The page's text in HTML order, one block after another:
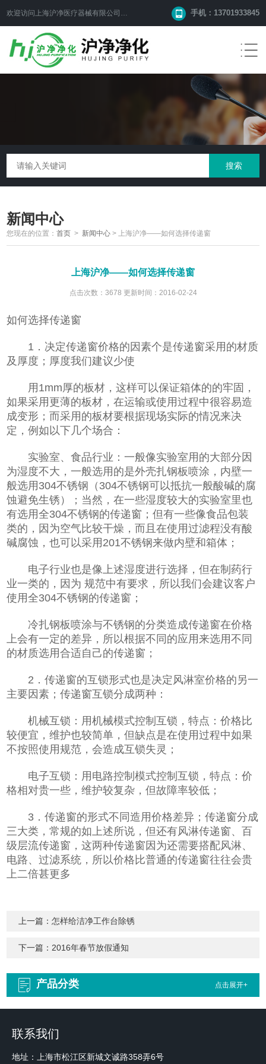
欢迎访问上海沪净医疗器械有限公司网站！ 手机：13701933845
新闻中心
您现在的位置：首页 > 新闻中心 > 上海沪净——如何选择传递窗
上海沪净——如何选择传递窗
点击次数：3678 更新时间：2016-02-24
如何选择传递窗
1．决定传递窗价格的因素个是传递窗采用的材质
及厚度；厚度我们建议少使
用1mm厚的板材，这样可以保证箱体的的牢固，
如果采用更薄的板材，在运输或使用过程中很容易造
成变形；而采用的板材要根据现场实际的情况来决
定，例如以下几个场合：
实验室、食品行业：一般像实验室用的大部分因
为湿度不大，一般选用的是外壳扎钢板喷涂，内壁一
般选用304不锈钢（304不锈钢可以抵抗一般酸碱的腐
蚀避免生锈）；当然，在一些湿度较大的实验室里也
有选用全304不锈钢的传递窗；但有一些像食品包装
类的，因为空气比较干燥，而且在使用过滤程没有酸
碱腐蚀，也可以采用201不锈钢来做内壁和箱体；
电子行业也是像上述湿度进行选择，但在制药行
业一类的，因为 规范中有要求，所以我们会建议客户
使用全304不锈钢的传递窗；
冷扎钢板喷涂与不锈钢的分类造成传递窗在价格
上会有一定的差异，所以根据不同的应用来选用不同
的材质选用合适自己的传递窗；
2．传递窗的互锁形式也是决定风淋室价格的另一
主要因素；传递窗互锁分成两种：
机械互锁：用机械模式控制互锁，特点：价格比
较便宜，维护也较简单，但缺点是在使用过程中如果
不按照使用规范，会造成互锁失灵；
电子互锁：用电路控制模式控制互锁，特点：价
格相对贵一些，维护较复杂，但故障率较低；
3．传递窗的形式不同造用价格差异；传递窗分成
三大类，常规的如上述所说，但还有风淋传递窗、百
级层流传递窗，这两种传递窗因为还需要搭配风淋、
电路、过滤系统，所以价格比普通的传递窗往往会贵
上二倍甚更多
上一篇：怎样给洁净工作台除锈
下一篇： 2016年春节放假通知
产品分类 点击展开+
联系我们
地址：上海市松江区新城文诚路358弄6号